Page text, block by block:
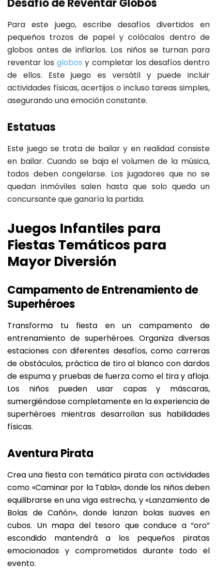
Desafío de Reventar Globos
Para este juego, escribe desafíos divertidos en
pequeños trozos de papel y colócalos dentro de
globos antes de inflarlos. Los niños se turnan para
reventar losglobos y completar los desafíos dentro
de ellos. Este juego es versátil y puede incluir
actividades físicas, acertijos o incluso tareas simples,
asegurando una emoción constante.
Estatuas
Este juego se trata de bailar y en realidad consiste
en bailar. Cuando se baja el volumen de la música,
todos deben congelarse. Los jugadores que no se
quedan inmóviles salen hasta que solo queda un
concursante que ganaría la partida.
Juegos Infantiles para
Fiestas Temáticos para
Mayor Diversión
Campamento de Entrenamiento de
Superhéroes
Transforma tu fiesta en un campamento de
entrenamiento de superhéroes. Organiza diversas
estaciones con diferentes desafíos, como carreras
de obstáculos, práctica de tiro al blanco con dardos
de espuma y pruebas de fuerza como el tira y afloja.
Los niños pueden usar capas y máscaras,
sumergiéndose completamente en la experiencia de
superhéroes mientras desarrollan sus habilidades
físicas.
Aventura Pirata
Crea una fiesta con temática pirata con actividades
como «Caminar por la Tabla», donde los niños deben
equilibrarse en una viga estrecha, y «Lanzamiento de
Bolas de Cañón», donde lanzan bolas suaves en
cubos. Un mapa del tesoro que conduce a “oro”
escondido mantendrá a los pequeños piratas
emocionados y comprometidos durante todo el
evento.